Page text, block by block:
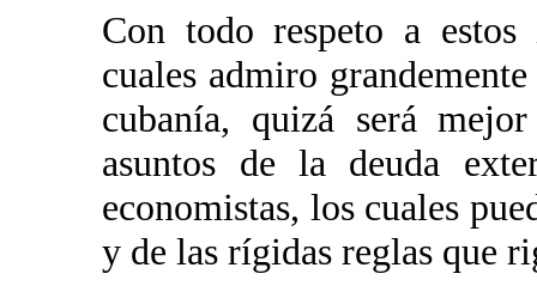
Con todo respeto a estos
cuales admiro
cubanía, quizá será
asuntos de la deuda
economistas, los cuales
y de las rígidas reglas que